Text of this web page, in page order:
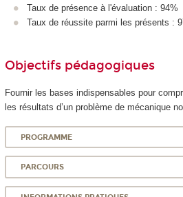
Taux de présence à l'évaluation : 94%
Taux de réussite parmi les présents :
Objectifs pédagogiques
Fournir les bases indispensables pour
les résultats d’un problème de mécanique
PROGRAMME
PARCOURS